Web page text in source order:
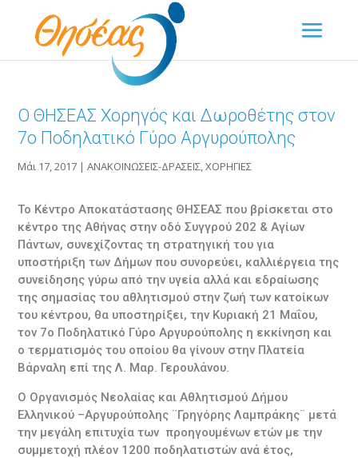
Ο ΘΗΣΕΑΣ Χορηγός και Δωροθέτης στον
7ο Ποδηλατικό Γύρο Αργυρούπολης
Μάι 17, 2017 |ΑΝΑΚΟΙΝΩΣΕΙΣ-ΔΡΑΣΕΙΣ,ΧΟΡΗΓΙΕΣ
Το Κέντρο Αποκατάστασης ΘΗΣΕΑΣ που βρίσκεται στο
κέντρο της Αθήνας στην οδό Συγγρού 202 & Αγίων
Πάντων, συνεχίζοντας τη στρατηγική του για
υποστήριξη των Δήμων που συνορεύει, καλλιέργεια της
συνείδησης γύρω από την υγεία αλλά και εδραίωσης
της σημασίας του αθλητισμού στην ζωή των κατοίκων
του κέντρου, θα υποστηρίξει, την Κυριακή 21 Μαΐου,
τον 7ο Ποδηλατικό Γύρο Αργυρούπολης η εκκίνηση και
ο τερματισμός του οποίου θα γίνουν στην Πλατεία
Βάρναλη επί της Λ. Μαρ. Γερουλάνου.
Ο Οργανισμός Νεολαίας και Αθλητισμού Δήμου
Ελληνικού –Αργυρούπολης ¨Γρηγόρης Λαμπράκης¨ μετά
την μεγάλη επιτυχία των προηγουμένων ετών με την
συμμετοχή πλέον 1200 ποδηλατιστών ανά έτος,